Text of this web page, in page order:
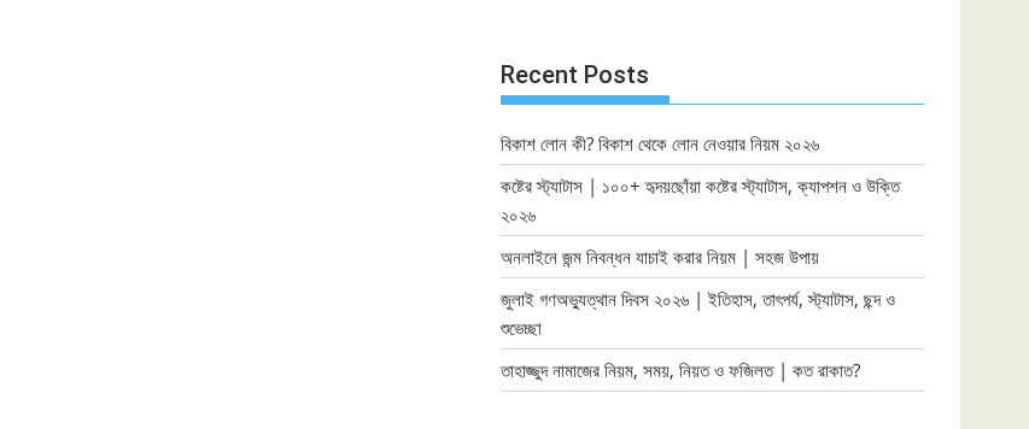
Recent Posts
বিকাশ লোন কী? বিকাশ থেকে লোন নেওয়ার নিয়ম ২০২৬
কষ্টের স্ট্যাটাস | ১০০+ হৃদয়ছোঁয়া কষ্টের স্ট্যাটাস, ক্যাপশন ও উক্তি
২০২৬
অনলাইনে জন্ম নিবন্ধন যাচাই করার নিয়ম | সহজ উপায়
জুলাই গণঅভ্যুত্থান দিবস ২০২৬ | ইতিহাস, তাৎপর্য, স্ট্যাটাস, ছন্দ ও
শুভেচ্ছা
তাহাজ্জুদ নামাজের নিয়ম, সময়, নিয়ত ও ফজিলত | কত রাকাত?